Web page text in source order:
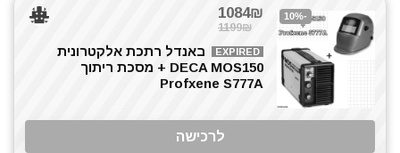
-10%
1084₪
1199₪
EXPIRED
באנדל רתכת אלקטרונית
DECA MOS150 + מסכת ריתוך
Profxene S777A
לרכישה